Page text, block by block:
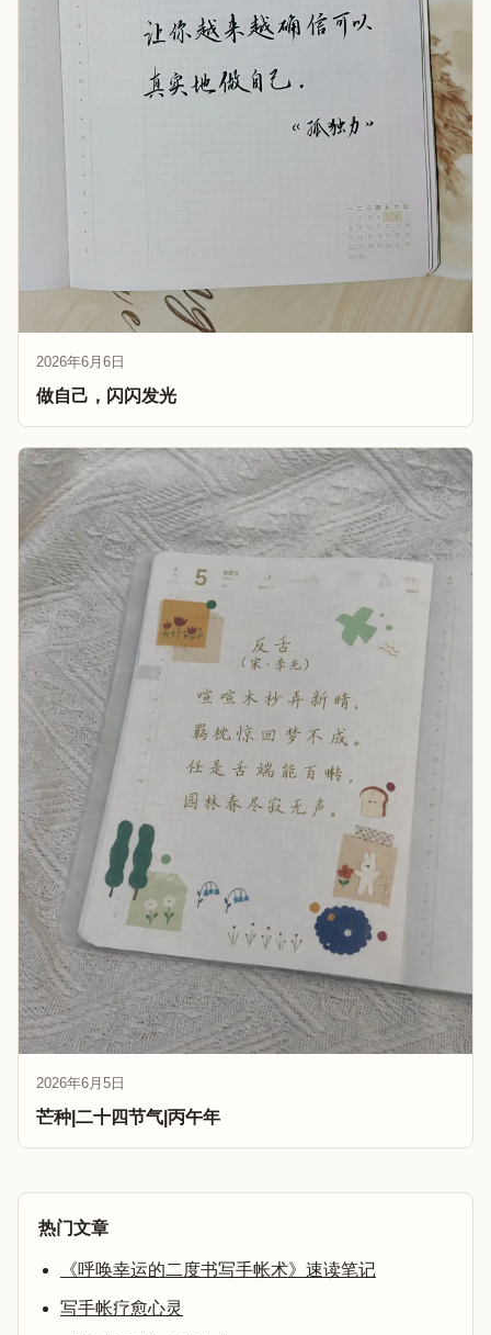
2026年6月6日
做自己，闪闪发光
2026年6月5日
芒种|二十四节气|丙午年
热门文章
《呼唤幸运的二度书写手帐术》速读笔记
写手帐疗愈心灵